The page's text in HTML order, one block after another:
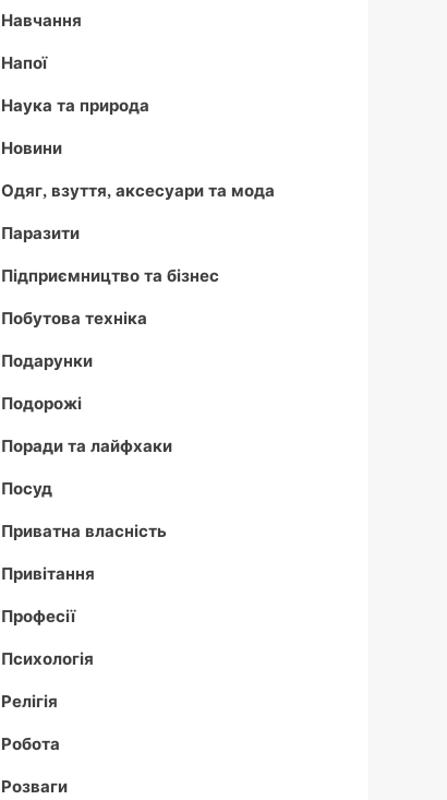
Навчання
Напої
Наука та природа
Новини
Одяг, взуття, аксесуари та мода
Паразити
Підприємництво та бізнес
Побутова техніка
Подарунки
Подорожі
Поради та лайфхаки
Посуд
Приватна власність
Привітання
Професії
Психологія
Релігія
Робота
Розваги